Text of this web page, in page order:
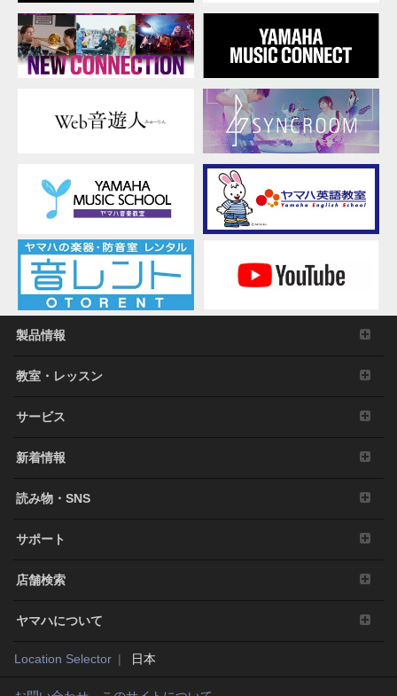
製品情報
教室・レッスン
サービス
新着情報
読み物・SNS
サポート
店舗検索
ヤマハについて
Location Selector 日本